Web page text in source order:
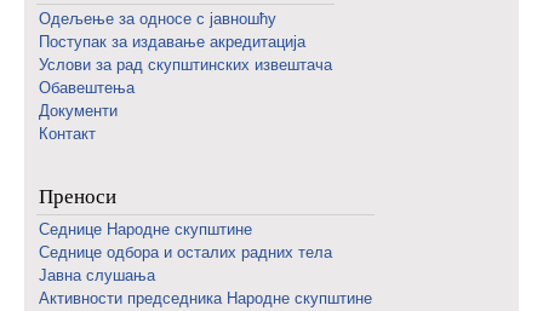
Одељење за односе с јавношћу
Поступак за издавање акредитација
Услови за рад скупштинских извештача
Обавештења
Документи
Контакт
Преноси
Седнице Народне скупштине
Седнице одбора и осталих радних тела
Јавна слушања
Активности председника Народне скупштине